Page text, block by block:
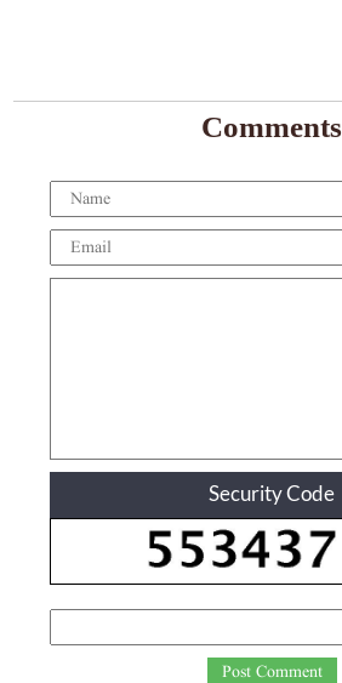
Comments
Security Code
Post Comment